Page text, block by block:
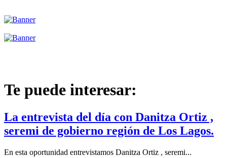
Te puede interesar:
La entrevista del día con Danitza Ortiz ,
seremi de gobierno región de Los Lagos.
En esta oportunidad entrevistamos Danitza Ortiz , seremi...